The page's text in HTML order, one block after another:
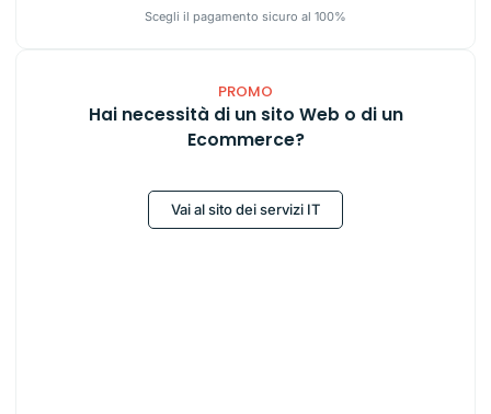
Scegli il pagamento sicuro al 100%
PROMO
Hai necessità di un sito Web o di un
Ecommerce?
Vai al sito dei servizi IT